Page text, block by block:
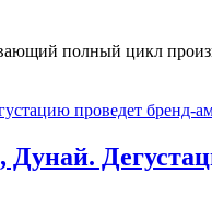
полный цикл